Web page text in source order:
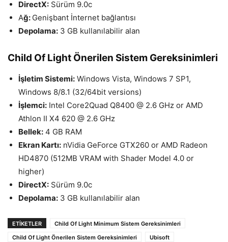
DirectX: Sürüm 9.0c
Ağ: Genişbant İnternet bağlantısı
Depolama: 3 GB kullanılabilir alan
Child Of Light Önerilen Sistem Gereksinimleri
İşletim Sistemi: Windows Vista, Windows 7 SP1,
Windows 8/8.1 (32/64bit versions)
İşlemci: Intel Core2Quad Q8400 @ 2.6 GHz or AMD
Athlon II X4 620 @ 2.6 GHz
Bellek: 4 GB RAM
Ekran Kartı: nVidia GeForce GTX260 or AMD Radeon
HD4870 (512MB VRAM with Shader Model 4.0 or
higher)
DirectX: Sürüm 9.0c
Depolama: 3 GB kullanılabilir alan
ETIKETLER
Child Of Light Minimum Sistem Gereksinimleri
Child Of Light Önerilen Sistem Gereksinimleri
Ubisoft